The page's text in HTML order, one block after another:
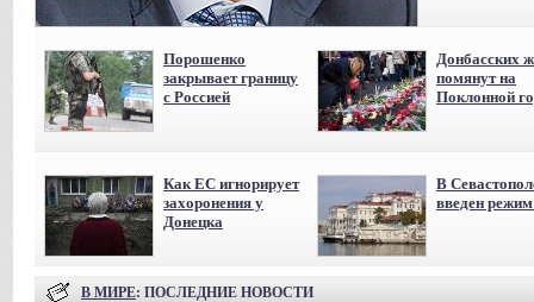
Порошенко
закрывает границу
с Россией
Донбасских
помянут на
Поклонной
Как ЕС игнорирует
захоронения у
Донецка
В
введен
В МИРЕ: ПОСЛЕДНИЕ НОВОСТИ